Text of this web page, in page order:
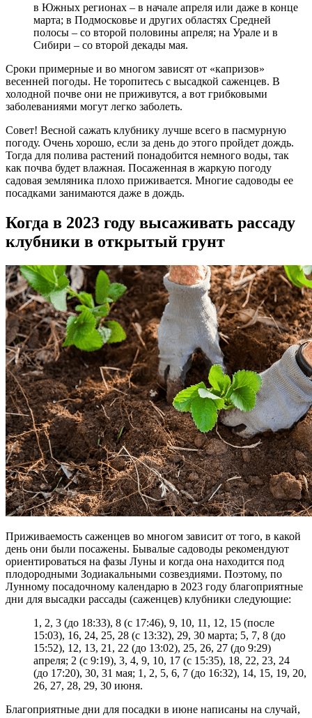
в Южных регионах – в начале апреля или даже в конце
марта; в Подмосковье и других областях Средней
полосы – со второй половины апреля; на Урале и в
Сибири – со второй декады мая.
Сроки примерные и во многом зависят от «капризов»
весенней погоды. Не торопитесь с высадкой саженцев. В
холодной почве они не приживутся, а вот грибковыми
заболеваниями могут легко заболеть.
Совет! Весной сажать клубнику лучше всего в пасмурную
погоду. Очень хорошо, если за день до этого пройдет дождь.
Тогда для полива растений понадобится немного воды, так
как почва будет влажная. Посаженная в жаркую погоду
садовая земляника плохо приживается. Многие садоводы ее
посадками занимаются даже в дождь.
Когда в 2023 году высаживать рассаду
клубники в открытый грунт
Приживаемость саженцев во многом зависит от того, в какой
день они были посажены. Бывалые садоводы рекомендуют
ориентироваться на фазы Луны и когда она находится под
плодородными Зодиакальными созвездиями. Поэтому, по
Лунному посадочному календарю в 2023 году благоприятные
дни для высадки рассады (саженцев) клубники следующие:
1, 2, 3 (до 18:33), 8 (с 17:46), 9, 10, 11, 12, 15 (после
15:03), 16, 24, 25, 28 (с 13:32), 29, 30 марта; 5, 7, 8 (до
15:52), 12, 13, 21, 22 (до 13:02), 25, 26, 27 (до 9:29)
апреля; 2 (с 9:19), 3, 4, 9, 10, 17 (с 15:35), 18, 22, 23, 24
(до 17:20), 30, 31 мая; 1, 2, 5, 6, 7 (до 16:32), 14, 15, 19, 20,
26, 27, 28, 29, 30 июня.
Благоприятные дни для посадки в июне написаны на случай,